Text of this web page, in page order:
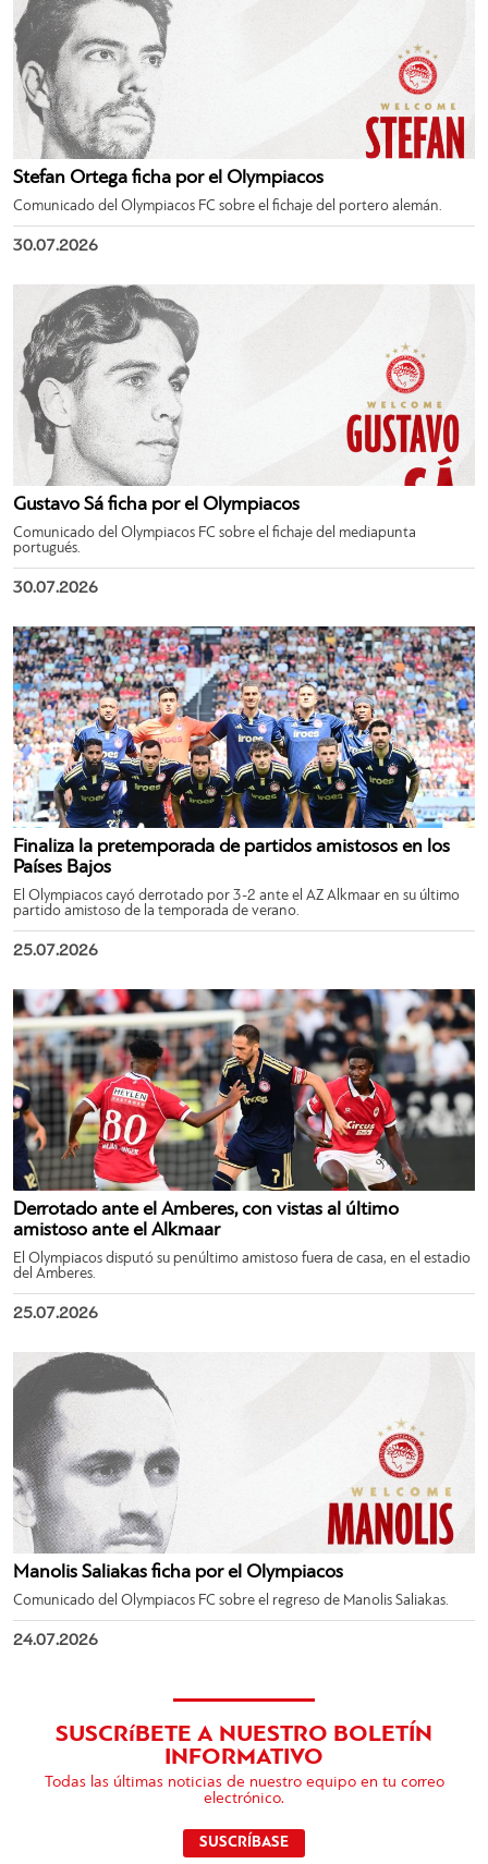
Stefan Ortega ficha por el Olympiacos
Comunicado del Olympiacos FC sobre el fichaje del portero alemán.
30.07.2026
Gustavo Sá ficha por el Olympiacos
Comunicado del Olympiacos FC sobre el fichaje del mediapunta
portugués.
30.07.2026
Finaliza la pretemporada de partidos amistosos en los
Países Bajos
El Olympiacos cayó derrotado por 3-2 ante el AZ Alkmaar en su último
partido amistoso de la temporada de verano.
25.07.2026
Derrotado ante el Amberes, con vistas al último
amistoso ante el Alkmaar
El Olympiacos disputó su penúltimo amistoso fuera de casa, en el estadio
del Amberes.
25.07.2026
Manolis Saliakas ficha por el Olympiacos
Comunicado del Olympiacos FC sobre el regreso de Manolis Saliakas.
24.07.2026
SUSCRíBETE A NUESTRO BOLETÍN
INFORMATIVO
Todas las últimas noticias de nuestro equipo en tu correo
electrónico.
SUSCRÍBASE